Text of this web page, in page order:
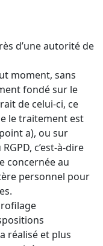
d’une autorité de
moment, sans
fondé sur le
de celui-ci, ce
le traitement est
a), ou sur
c’est-à-dire
concernée au
personnel pour
réalisé et plus